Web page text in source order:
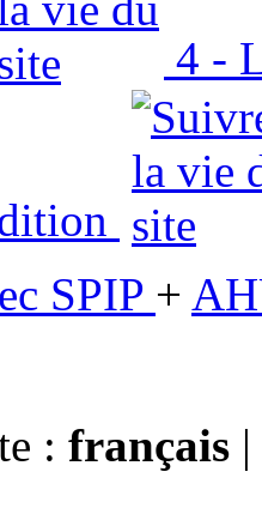
4 -
SPIP +
: français |